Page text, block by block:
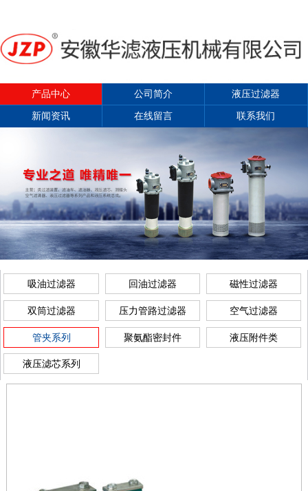
产品中心 公司简介
液压过滤器
新闻资讯
在线留言 联系我们
吸油过滤器 回油过滤器 磁性过滤器
双筒过滤器 压力管路过滤器 空气过滤器
管夹系列 聚氨酯密封件 液压附件类
液压滤芯系列